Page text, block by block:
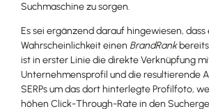
Suchmaschine zu sorgen.
Es sei ergänzend darauf hingewiesen, dass
Wahrscheinlichkeit einen BrandRankbereits
ist in erster Linie die direkte Verknüpfung
Unternehmensprofil und die resultierende
SERPs um das dort hinterlegte Profilfoto,
höhen Click-Through-Rate in den